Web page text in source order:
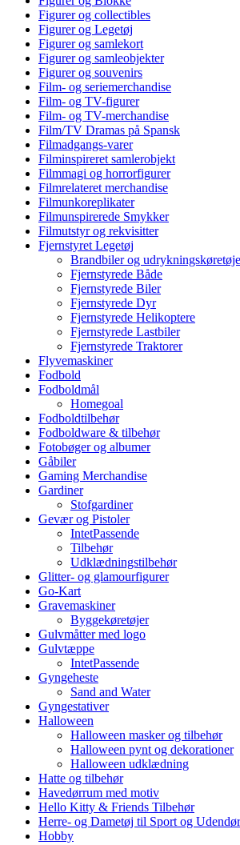
Figurer og collectibles
Figurer og Legetøj
Figurer og samlekort
Figurer og samleobjekter
Figurer og souvenirs
Film- og seriemerchandise
Film- og TV-figurer
Film- og TV-merchandise
Film/TV Dramas på Spansk
Filmadgangs-varer
Filminspireret samlerobjekt
Filmmagi og horrorfigurer
Filmrelateret merchandise
Filmunkoreplikater
Filmunspirerede Smykker
Filmutstyr og rekvisitter
Fjernstyret Legetøj
Brandbiler og
Fjernstyrede Både
Fjernstyrede Biler
Fjernstyrede Dyr
Fjernstyrede Helikoptere
Fjernstyrede Lastbiler
Fjernstyrede Traktorer
Flyvemaskiner
Fodbold
Fodboldmål
Homegoal
Fodboldtilbehør
Fodboldware & tilbehør
Fotobøger og albumer
Gåbiler
Gaming Merchandise
Gardiner
Stofgardiner
Gevær og Pistoler
IntetPassende
Tilbehør
Udklædningstilbehør
Glitter- og glamourfigurer
Go-Kart
Gravemaskiner
Byggekøretøjer
Gulvmåtter med logo
Gulvtæppe
IntetPassende
Gyngeheste
Sand and Water
Gyngestativer
Halloween
Halloween masker og tilbehør
Halloween pynt og dekorationer
Halloween udklædning
Hatte og tilbehør
Havedørrum med motiv
Hello Kitty & Friends Tilbehør
Herre- og Dametøj til Sport og Udendør
Hobby